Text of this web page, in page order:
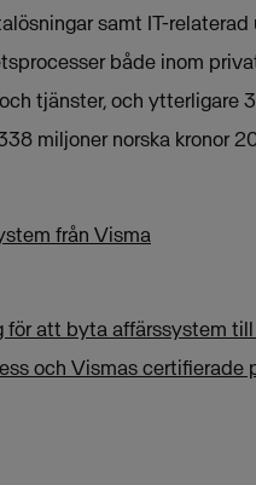
samt IT-
både inom
tjänster, och
miljoner norska kronor
från Visma
att byta affärssystem
och Vismas certifierade